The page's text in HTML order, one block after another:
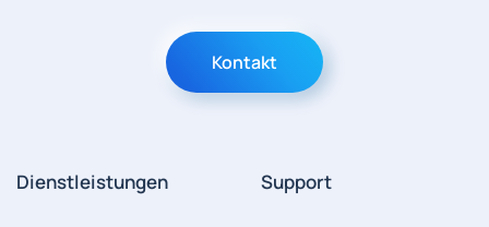
Kontakt
Dienstleistungen Support